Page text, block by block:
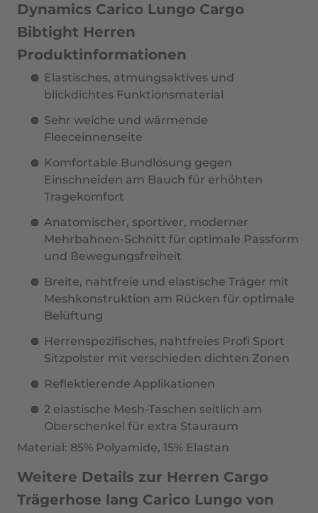
Dynamics Carico Lungo Cargo
Bibtight Herren
Produktinformationen
Elastisches, atmungsaktives und
blickdichtes Funktionsmaterial
Sehr weiche und wärmende
Fleeceinnenseite
Komfortable Bundlösung gegen
Einschneiden am Bauch für erhöhten
Tragekomfort
Anatomischer, sportiver, moderner
Mehrbahnen-Schnitt für optimale Passform
und Bewegungsfreiheit
Breite, nahtfreie und elastische Träger mit
Meshkonstruktion am Rücken für optimale
Belüftung
Herrenspezifisches, nahtfreies Profi Sport
Sitzpolster mit verschieden dichten Zonen
Reflektierende Applikationen
2 elastische Mesh-Taschen seitlich am
Oberschenkel für extra Stauraum
Material: 85% Polyamide, 15% Elastan
Weitere Details zur Herren Cargo
Trägerhose lang Carico Lungo von